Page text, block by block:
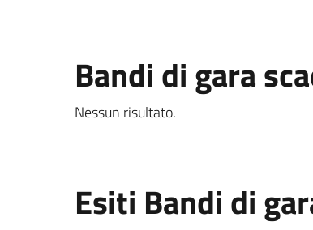
Bandi di gara
Nessun risultato.
Esiti Bandi di